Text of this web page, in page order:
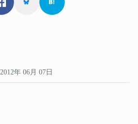
2012年 06月 07日